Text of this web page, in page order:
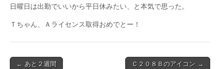
日曜日は出勤でいいから平日休みたい、と本気で思った。
Ｔちゃん、Ａライセンス取得おめでとー！
Post← あと２週間 Ｃ２０８Ｂのアイコン →